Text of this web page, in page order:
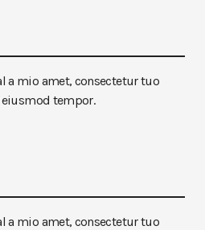
a mio amet, consectetur tuo
tempor.
a mio amet, consectetur tuo